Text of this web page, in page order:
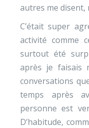
autres me disent,
C’était super
activité comme
surtout été
après je faisais
conversations
temps après
personne est
D’habitude,